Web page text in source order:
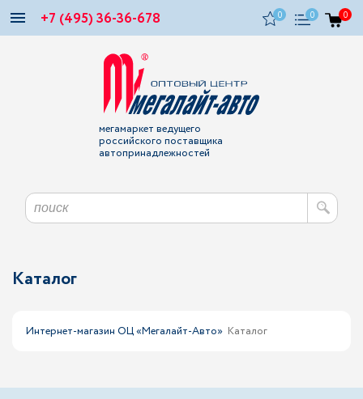
+7 (495) 36-36-678 0 0 0
мегамаркет ведущего
российского поставщика
автопринадлежностей
Каталог
Интернет-магазин ОЦ «Мегалайт-Авто» Каталог